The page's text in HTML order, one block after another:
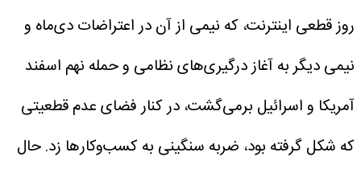
روز قطعی اینترنت، که نیمی از آن در اعتراضات دی‌ماه و
نیمی دیگر به آغاز درگیری‌های نظامی و حمله نهم اسفند
آمریکا و اسرائیل برمی‌گشت، در کنار فضای عدم قطعیتی
که شکل گرفته بود، ضربه سنگینی به کسب‌وکارها زد.حال